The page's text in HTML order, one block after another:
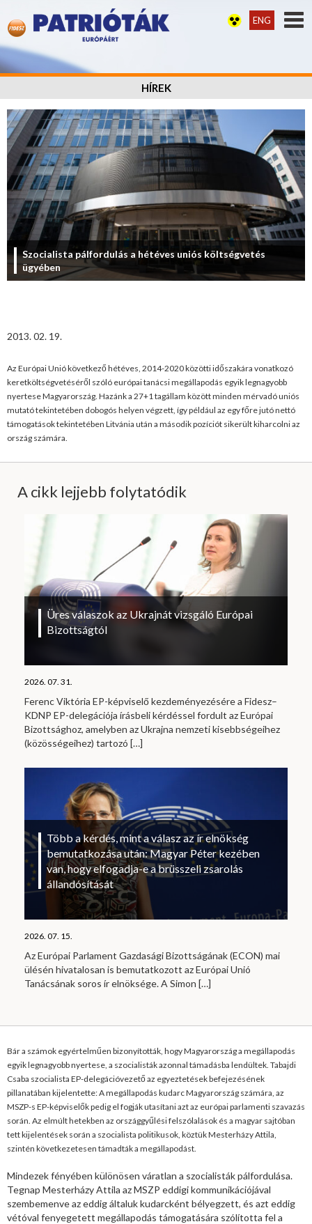
ENG
HÍREK
Szocialista pálfordulás a hétéves uniós költségvetés
ügyében
2013. 02. 19.
Az Európai Unió következő hétéves, 2014-2020 közötti időszakára vonatkozó
keretköltségvetéséről szóló európai tanácsi megállapodás egyik legnagyobb
nyertese Magyarország. Hazánk a 27+1 tagállam között minden mérvadó uniós
mutató tekintetében dobogós helyen végzett, így például az egy főre jutó nettó
támogatások tekintetében Litvánia után a második pozíciót sikerült kiharcolni az
ország számára.
A cikk lejjebb folytatódik
Üres válaszok az Ukrajnát vizsgáló Európai
Bizottságtól
2026. 07. 31.
Ferenc Viktória EP-képviselő kezdeményezésére a Fidesz–
KDNP EP-delegációja írásbeli kérdéssel fordult az Európai
Bizottsághoz, amelyben az Ukrajna nemzeti kisebbségeihez
(közösségeihez) tartozó […]
Több a kérdés, mint a válasz az ír elnökség
bemutatkozása után: Magyar Péter kezében
van, hogy elfogadja-e a brüsszeli zsarolás
állandósítását
2026. 07. 15.
Az Európai Parlament Gazdasági Bizottságának (ECON) mai
ülésén hivatalosan is bemutatkozott az Európai Unió
Tanácsának soros ír elnöksége. A Simon […]
Bár a számok egyértelműen bizonyították, hogy Magyarország a megállapodás
egyik legnagyobb nyertese, a szocialisták azonnal támadásba lendültek. Tabajdi
Csaba szocialista EP-delegációvezető az egyeztetések befejezésének
pillanatában kijelentette: A megállapodás kudarc Magyarország számára, az
MSZP-s EP-képviselők pedig el fogják utasítani azt az európai parlamenti szavazás
során. Az elmúlt hetekben az országgyűlési felszólalások és a magyar sajtóban
tett kijelentések során a szocialista politikusok, köztük Mesterházy Attila,
szintén következetesen támadták a megállapodást.
Mindezek fényében különösen váratlan a szocialisták pálfordulása.
Tegnap Mesterházy Attila az MSZP eddigi kommunikációjával
szembemenve az eddig általuk kudarcként bélyegzett, és azt eddig
vétóval fenyegetett megállapodás támogatására szólította fel a